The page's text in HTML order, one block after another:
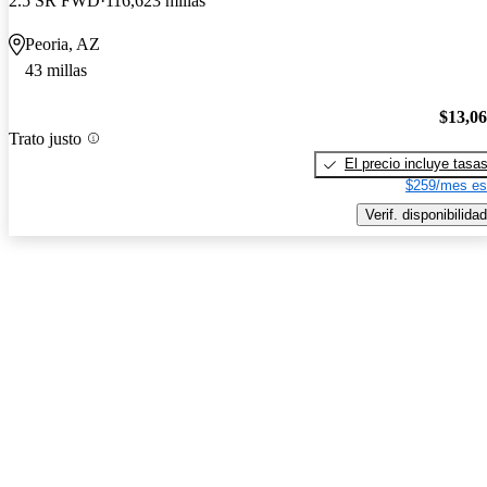
Peoria, AZ
43 millas
Trato justo
El precio incluye tasas
$259/mes
Verif. disponibilidad